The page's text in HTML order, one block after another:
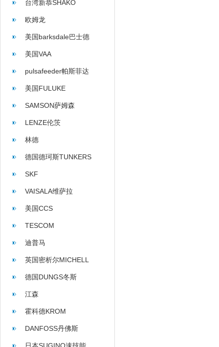
台湾新恭SHAKO
欧姆龙
美国barksdale巴士德
美国VAA
pulsafeeder帕斯菲达
美国FULUKE
SAMSON萨姆森
LENZE伦茨
林德
德国德珂斯TUNKERS
SKF
VAISALA维萨拉
美国CCS
TESCOM
迪普马
英国密析尔MICHELL
德国DUNGS冬斯
江森
霍科德KROM
DANFOSS丹佛斯